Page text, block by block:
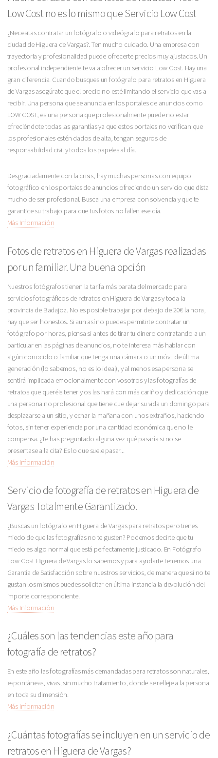
Low Cost no es lo mismo que Servicio Low Cost
¿Necesitas contratar un fotógrafo o videógrafo para retratos en la
ciudad de Higuera de Vargas?. Ten mucho cuidado. Una empresa con
trayectoria y profesionalidad puede ofrecerte precios muy ajustados. Un
profesional independiente te va a ofrecer un servicio Low Cost. Hay una
gran diferencia. Cuando busques un fotógrafo para retratos en Higuera
de Vargas asegúrate que el precio no esté limitando el servicio que vas a
recibir. Una persona que se anuncia en los portales de anuncios como
LOW COST, es una persona que profesionalmente puede no estar
ofreciéndote todas las garantías ya que estos portales no verifican que
los profesionales estén dados de alta, tengan seguros de
responsabilidad civil y todos los papeles al día.
Desgraciadamente con la crisis, hay muchas personas con equipo
fotográfico en los portales de anuncios ofreciendo un servicio que dista
mucho de ser profesional. Busca una empresa con solvencia y que te
garantice su trabajo para que tus fotos no fallen ese día.
Más Información
Fotos de retratos en Higuera de Vargas realizadas
por un familiar. Una buena opción
Nuestros fotógrafos tienen la tarifa más barata del mercado para
servicios fotográficos de retratos en Higuera de Vargas y toda la
provincia de Badajoz. No es posible trabajar por debajo de 20€ la hora,
hay que ser honestos. Si aun así no puedes permitirte contratar un
fotógrafo por horas, piensa si antes de tirar tu dinero contratando a un
particular en las páginas de anuncios, no te interesa más hablar con
algún conocido o familiar que tenga una cámara o un móvil de última
generación (lo sabemos, no es lo ideal), y al menos esa persona se
sentirá implicada emocionalmente con vosotros y las fotografías de
retratos que queréis tener y os las hará con más cariño y dedicación que
una persona no profesional que tiene que dejar su vida un domingo para
desplazarse a un sitio, y echar la mañana con unos extraños, haciendo
fotos, sin tener experiencia por una cantidad económica que no le
compensa. ¿Te has preguntado alguna vez qué pasaría si no se
presentase a la cita? Es lo que suele pasar...
Más Información
Servicio de fotografía de retratos en Higuera de
Vargas Totalmente Garantizado.
¿Buscas un fotógrafo en Higuera de Vargas para retratos pero tienes
miedo de que las fotografías no te gusten? Podemos decirte que tu
miedo es algo normal que está perfectamente justicado. En Fotógrafo
Low Cost Higuera de Vargas lo sabemos y para ayudarte tenemos una
Garantía de Satisfacción sobre nuestros servicios, de manera que si no te
gustan los mismos puedes solicitar en última instancia la devolución del
importe correspondiente.
Más Información
¿Cuáles son las tendencias este año para
fotografía de retratos?
En este año las fotografías más demandadas para retratos son naturales,
espontáneas, vivas, sin mucho tratamiento, donde se refleje a la persona
en toda su dimensión.
Más Información
¿Cuántas fotografías se incluyen en un servicio de
retratos en Higuera de Vargas?